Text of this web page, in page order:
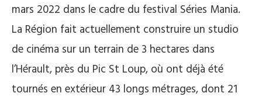
mars 2022 dans le cadre du festival Séries Mania.
La Région fait actuellement construire un studio
de cinéma sur un terrain de 3 hectares dans
l’Hérault, près du Pic St Loup, où ont déjà été
tournés en extérieur 43 longs métrages, dont 21